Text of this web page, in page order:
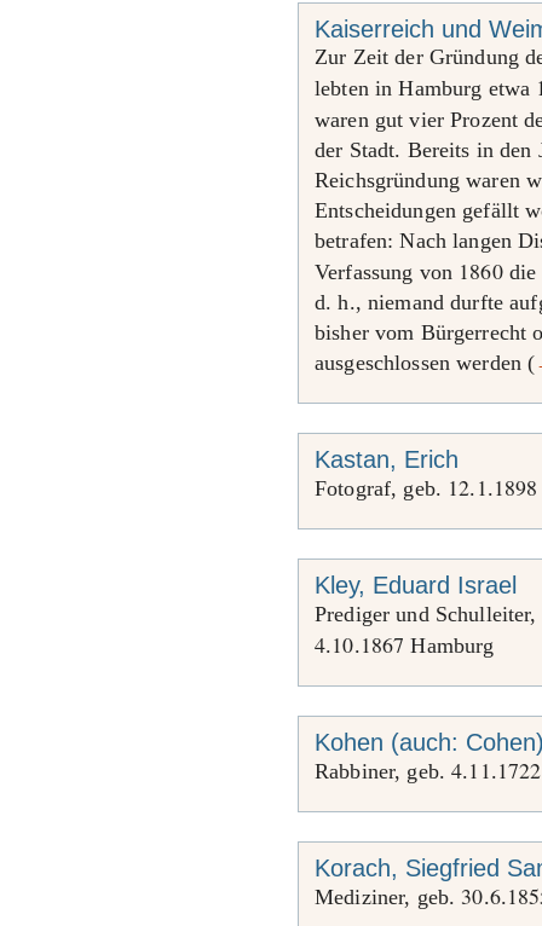
Kaiserreich und
Zur Zeit der Gründung
lebten in Hamburg etwa
waren gut vier Prozent
der Stadt. Bereits in den
Reichsgründung waren
Entscheidungen gefällt
betrafen: Nach langen
Verfassung von 1860die
d. h., niemand durfte
bisher vom Bürgerrecht
ausgeschlossen werden (
Kastan, Erich
Fotograf, geb. 12. 1.1898
Kley, Eduard Israel
Prediger und
4.10.1867 Hamburg
Kohen (auch:
Rabbiner, geb.4.11.1722
Korach, Siegfried
Mediziner, geb. 30.6.